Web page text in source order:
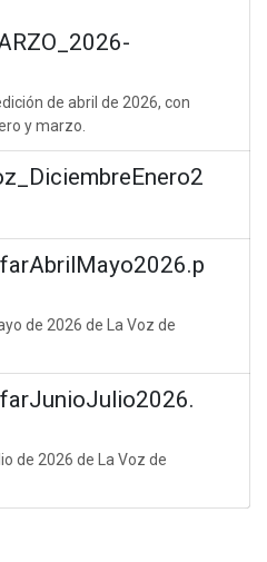
de abril de 2026, con
y marzo.
de 2026 de La Voz de
de 2026 de La Voz de